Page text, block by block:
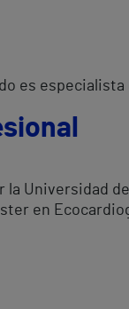
es
la Universidad
en